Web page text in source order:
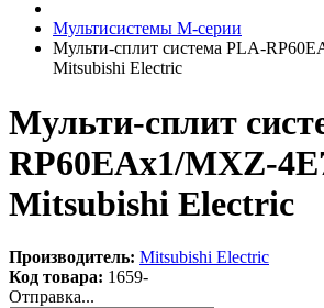
Мультисистемы M-серии
Мульти-сплит система PLA-
Mitsubishi Electric
Мульти-сплит
RP60EAx1/MXZ-
Mitsubishi Electric
Производитель: Mitsubishi Electric
Код товара: 1659-
Отправка...